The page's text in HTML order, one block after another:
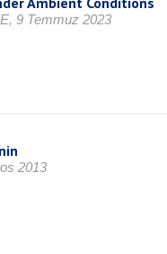
9 Temmuz 2023
2013